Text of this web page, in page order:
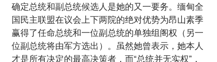
确定总统和副总统候选人是她的又一要务。缅甸全
国民主联盟在议会上下两院的绝对优势为昂山素季
赢得了任命总统和一位副总统的单独组阁权（另一
位副总统将由军方选出）。虽然她曾表示，她本人
才是所有决定的最高决策者，而“总统并无实权”，